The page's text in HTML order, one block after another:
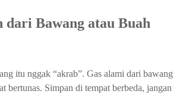
dari Bawang atau Buah
itu nggak “akrab”. Gas alami dari bawang
bertunas. Simpan di tempat berbeda, jangan